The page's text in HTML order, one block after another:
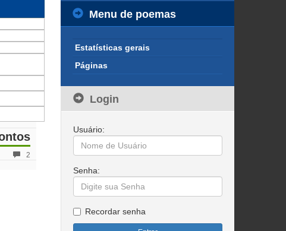
2
Menu de poemas
Estatísticas gerais
Páginas
Login
Usuário:
Senha:
Recordar senha